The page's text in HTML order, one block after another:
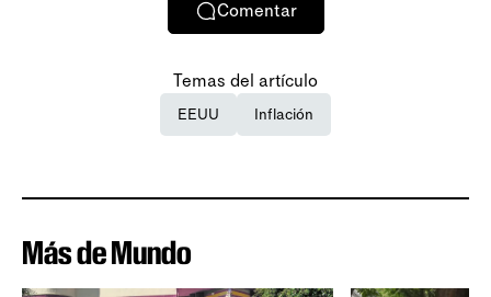
Comentar
Temas del artículo
EEUU Inflación
Más de Mundo